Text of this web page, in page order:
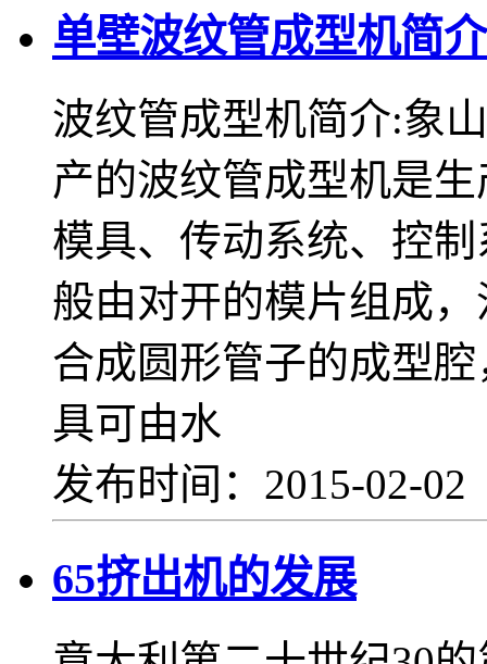
单壁波纹管成型机简介
波纹管成型机简介:象
产的波纹管成型机是
模具、传动系统、控
般由对开的模片组成
合成圆形管子的成型
具可由水
发布时间：2015-02-
65挤出机的发展